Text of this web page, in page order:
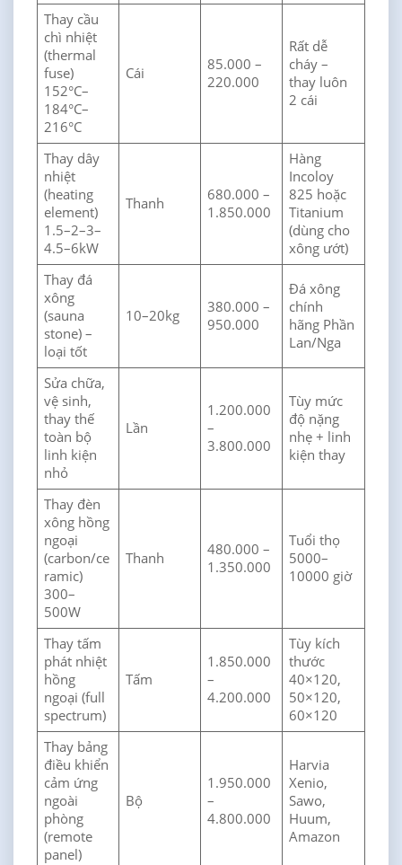
Thay cầu
chì nhiệt
(thermal
fuse)
152°C–
184°C–
216°C
Cái
85.000 –
220.000
Rất dễ
cháy –
thay luôn
2 cái
Thay dây
nhiệt
(heating
element)
1.5–2–3–
4.5–6kW
Thanh
680.000 –
1.850.000
Hàng
Incoloy
825 hoặc
Titanium
(dùng cho
xông ướt)
Thay đá
xông
(sauna
stone) –
loại tốt
10–20kg
380.000 –
950.000
Đá xông
chính
hãng Phần
Lan/Nga
Sửa chữa,
vệ sinh,
thay thế
toàn bộ
linh kiện
nhỏ
Lần
1.200.000
–
3.800.000
Tùy mức
độ nặng
nhẹ + linh
kiện thay
Thay đèn
xông hồng
ngoại
(carbon/ce
ramic)
300–
500W
Thanh
480.000 –
1.350.000
Tuổi thọ
5000–
10000 giờ
Thay tấm
phát nhiệt
hồng
ngoại (full
spectrum)
Tấm
1.850.000
–
4.200.000
Tùy kích
thước
40×120,
50×120,
60×120
Thay bảng
điều khiển
cảm ứng
ngoài
phòng
(remote
panel)
Bộ
1.950.000
–
4.800.000
Harvia
Xenio,
Sawo,
Huum,
Amazon